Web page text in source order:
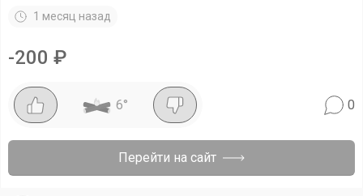
1 месяц назад
-200 ₽
6° 0
Перейти на сайт